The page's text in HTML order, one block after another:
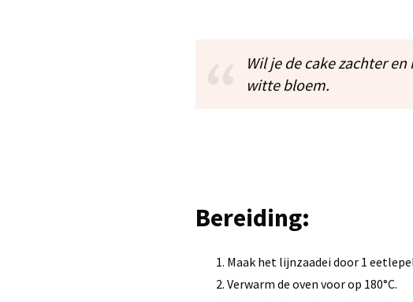
Wil je de cake zachter
witte bloem.
Bereiding:
Maak het lijnzaadei door 1
Verwarm de oven voor op 180°C.